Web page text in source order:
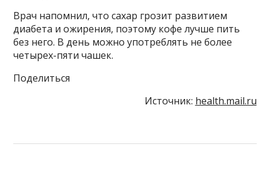
Врач напомнил, что сахар грозит развитием
диабета и ожирения, поэтому кофе лучше пить
без него. В день можно употреблять не более
четырех-пяти чашек.
Поделиться
Источник: health.mail.ru